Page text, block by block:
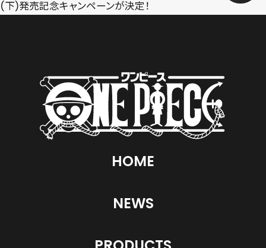
(下)発売記念キャンペーンが決定！
HOME
NEWS